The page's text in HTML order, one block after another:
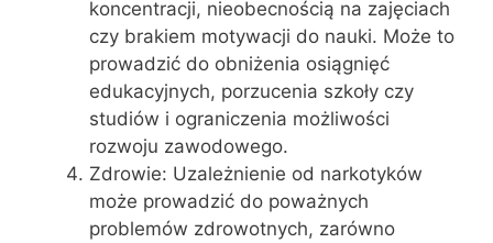
koncentracji, nieobecnością na zajęciach
czy brakiem motywacji do nauki. Może to
prowadzić do obniżenia osiągnięć
edukacyjnych, porzucenia szkoły czy
studiów i ograniczenia możliwości
rozwoju zawodowego.
Zdrowie: Uzależnienie od narkotyków
może prowadzić do poważnych
problemów zdrowotnych, zarówno